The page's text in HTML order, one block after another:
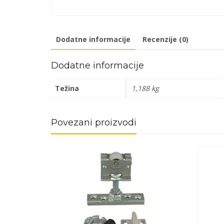
Dodatne informacije Recenzije (0)
Dodatne informacije
Težina 1,188 kg
Povezani proizvodi